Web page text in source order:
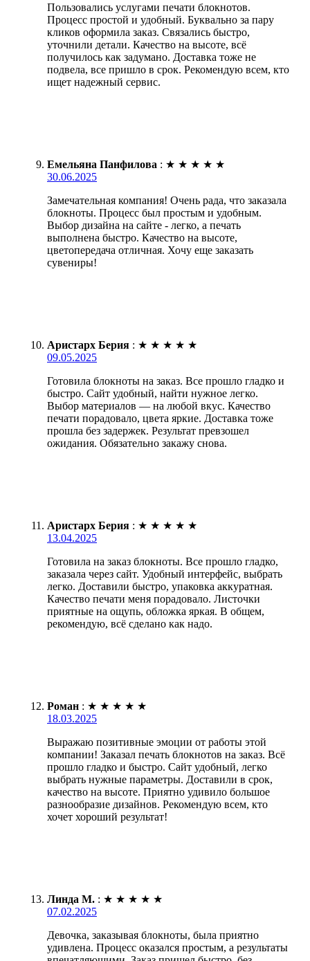
Пользовались услугами печати блокнотов.
Процесс простой и удобный. Буквально за пару
кликов оформила заказ. Связались быстро,
уточнили детали. Качество на высоте, всё
получилось как задумано. Доставка тоже не
подвела, все пришло в срок. Рекомендую всем, кто
ищет надежный сервис.
Емельяна Панфилова : ★ ★ ★ ★ ★
30.06.2025
Замечательная компания! Очень рада, что заказала
блокноты. Процесс был простым и удобным.
Выбор дизайна на сайте - легко, а печать
выполнена быстро. Качество на высоте,
цветопередача отличная. Хочу еще заказать
сувениры!
Аристарх Берия : ★ ★ ★ ★ ★
09.05.2025
Готовила блокноты на заказ. Все прошло гладко и
быстро. Сайт удобный, найти нужное легко.
Выбор материалов — на любой вкус. Качество
печати порадовало, цвета яркие. Доставка тоже
прошла без задержек. Результат превзошел
ожидания. Обязательно закажу снова.
Аристарх Берия : ★ ★ ★ ★ ★
13.04.2025
Готовила на заказ блокноты. Все прошло гладко,
заказала через сайт. Удобный интерфейс, выбрать
легко. Доставили быстро, упаковка аккуратная.
Качество печати меня порадовало. Листочки
приятные на ощупь, обложка яркая. В общем,
рекомендую, всё сделано как надо.
Роман : ★ ★ ★ ★ ★
18.03.2025
Выражаю позитивные эмоции от работы этой
компании! Заказал печать блокнотов на заказ. Всё
прошло гладко и быстро. Сайт удобный, легко
выбрать нужные параметры. Доставили в срок,
качество на высоте. Приятно удивило большое
разнообразие дизайнов. Рекомендую всем, кто
хочет хороший результат!
Линда М. : ★ ★ ★ ★ ★
07.02.2025
Девочка, заказывая блокноты, была приятно
удивлена. Процесс оказался простым, а результаты